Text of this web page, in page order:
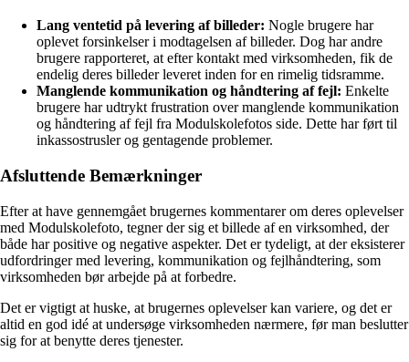
Lang ventetid på levering af billeder: Nogle brugere har
oplevet forsinkelser i modtagelsen af billeder. Dog har andre
brugere rapporteret, at efter kontakt med virksomheden, fik de
endelig deres billeder leveret inden for en rimelig tidsramme.
Manglende kommunikation og håndtering af fejl: Enkelte
brugere har udtrykt frustration over manglende kommunikation
og håndtering af fejl fra Modulskolefotos side. Dette har ført til
inkassostrusler og gentagende problemer.
Afsluttende Bemærkninger
Efter at have gennemgået brugernes kommentarer om deres oplevelser
med Modulskolefoto, tegner der sig et billede af en virksomhed, der
både har positive og negative aspekter. Det er tydeligt, at der eksisterer
udfordringer med levering, kommunikation og fejlhåndtering, som
virksomheden bør arbejde på at forbedre.
Det er vigtigt at huske, at brugernes oplevelser kan variere, og det er
altid en god idé at undersøge virksomheden nærmere, før man beslutter
sig for at benytte deres tjenester.